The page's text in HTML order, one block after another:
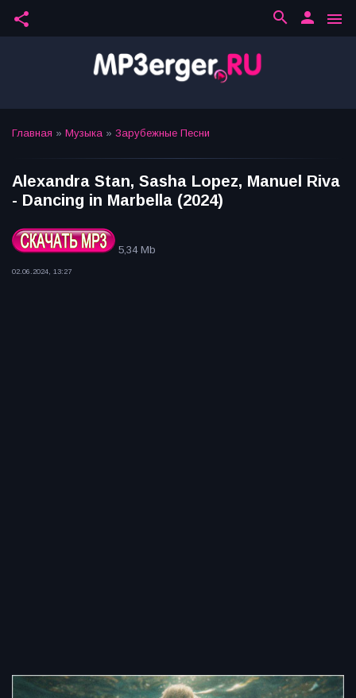
share menu
person
search
Главная » Музыка » Зарубежные Песни
Alexandra Stan, Sasha Lopez, Manuel Riva
- Dancing in Marbella (2024)
5,34 Mb
02.06.2024, 13:27